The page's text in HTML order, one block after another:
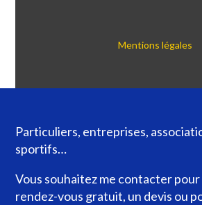
Mentions légales
Particuliers, entreprises,
sportifs…
Vous souhaitez me contacter
rendez-vous gratuit, un devis ou